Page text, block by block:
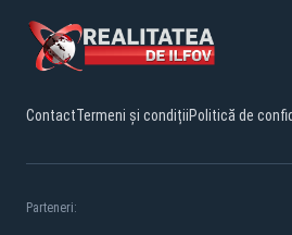
ContactTermeni și condițiiPolitică de
Parteneri: